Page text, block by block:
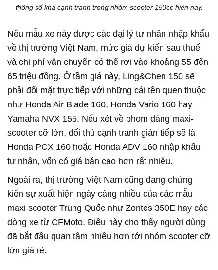
thông số khá cạnh tranh trong nhóm scooter 150cc hiện nay.
Nếu mẫu xe này được các đại lý tư nhân nhập khẩu
về thị trường Việt Nam, mức giá dự kiến sau thuế
và chi phí vận chuyển có thể rơi vào khoảng 55 đến
65 triệu đồng. Ở tầm giá này, Ling&Chen 150 sẽ
phải đối mặt trực tiếp với những cái tên quen thuộc
như Honda Air Blade 160, Honda Vario 160 hay
Yamaha NVX 155. Nếu xét về phom dáng maxi-
scooter cỡ lớn, đối thủ cạnh tranh gián tiếp sẽ là
Honda PCX 160 hoặc Honda ADV 160 nhập khẩu
tư nhân, vốn có giá bán cao hơn rất nhiều.
Ngoài ra, thị trường Việt Nam cũng đang chứng
kiến sự xuất hiện ngày càng nhiều của các mẫu
maxi scooter Trung Quốc như Zontes 350E hay các
dòng xe từ CFMoto. Điều này cho thấy người dùng
đã bắt đầu quan tâm nhiều hơn tới nhóm scooter cỡ
lớn giá rẻ.